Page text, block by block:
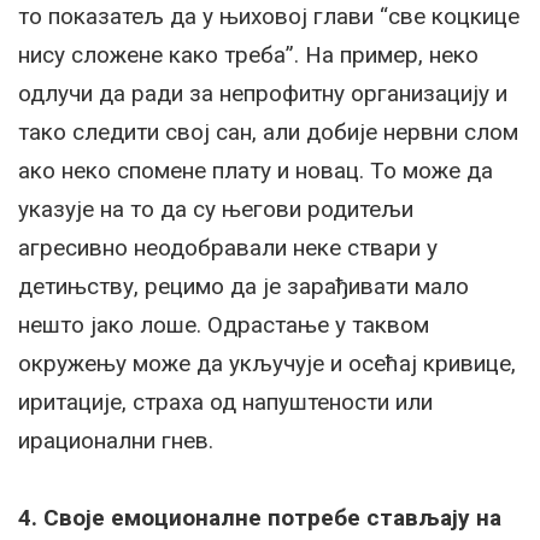
то показатељ да у њиховој глави “све коцкице
нису сложене како треба”. На пример, неко
одлучи да ради за непрофитну организацију и
тако следити свој сан, али добије нервни слом
ако неко спомене плату и новац. То може да
указује на то да су његови родитељи
агресивно неодобравали неке ствари у
детињству, рецимо да је зарађивати мало
нешто јако лоше. Одрастање у таквом
окружењу може да укључује и осећај кривице,
иритације, страха од напуштености или
ирационални гнев.
4. Своје емоционалне потребе стављају на